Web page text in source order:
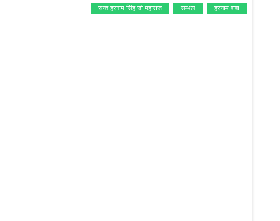
सन्‍त हरनाम सिंह जी महाराज सम्‍भल हरनाम बाबा